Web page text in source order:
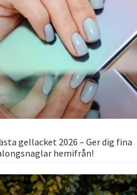
gellacket 2026 – Ger dig fina
hemifrån!